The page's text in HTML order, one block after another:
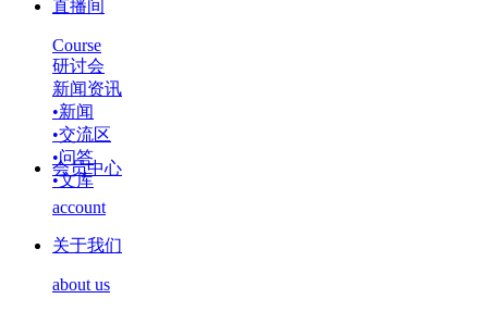
直播间
Course
研讨会
新闻资讯
•新闻
•交流区
•问答
•文库
会员中心
account
关于我们
about us